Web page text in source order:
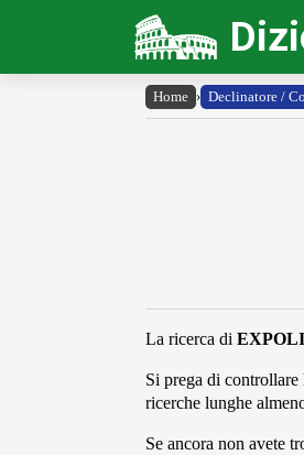
Home › Declinatore /
La ricerca di
Si prega di
ricerche lunghe
Se ancora non avete